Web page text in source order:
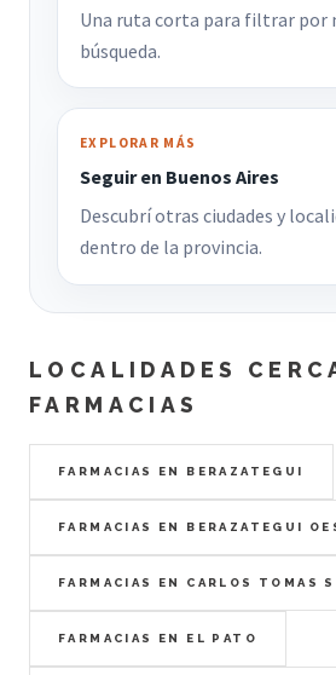
Una ruta corta para filtrar por
búsqueda.
EXPLORAR MÁS
Seguir en Buenos Aires
Descubrí otras ciudades y
dentro de la provincia.
LOCALIDADES
FARMACIAS
FARMACIAS EN BERAZATEGUI
FARMACIAS EN BERAZATEGUI
FARMACIAS EN CARLOS TOMAS
FARMACIAS EN EL PATO